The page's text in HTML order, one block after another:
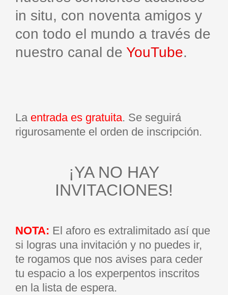
in situ, con noventa amigos y
con todo el mundo a través de
nuestro canal de YouTube.
La entrada es gratuita. Se seguirá
rigurosamente el orden de inscripción.
¡YA NO HAY
INVITACIONES!
NOTA: El aforo es extralimitado así que
si logras una invitación y no puedes ir,
te rogamos que nos avises para ceder
tu espacio a los experpentos inscritos
en la lista de espera.